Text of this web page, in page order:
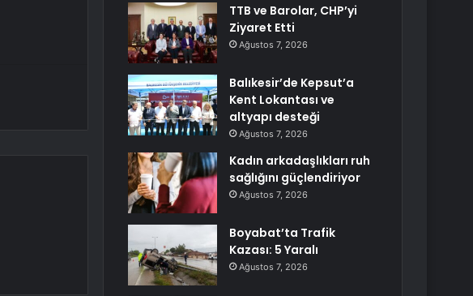
TTB ve Barolar, CHP’yi
Ziyaret Etti
Ağustos 7, 2026
Balıkesir’de Kepsut’a
Kent Lokantası ve
altyapı desteği
Ağustos 7, 2026
Kadın arkadaşlıkları ruh
sağlığını güçlendiriyor
Ağustos 7, 2026
Boyabat’ta Trafik
Kazası: 5 Yaralı
Ağustos 7, 2026